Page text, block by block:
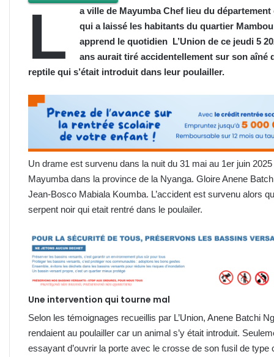
L
a ville de Mayumba Chef lieu du
qui a laissé les habitants du quartier
apprend le quotidien L’Union de ce jeudi 5
ans aurait tiré accidentellement sur son aîné
reptile qui s’était introduit dans leur poulailler.
Un drame est survenu dans la nuit du 31 mai au 1er juin
Mayumba dans la province de la Nyanga. Gloire Anene
Jean-Bosco Mabiala Koumba. L’accident est survenu alors
serpent noir qui etait rentré dans le poulailer.
Une intervention qui tourne mal
Selon les témoignages recueillis par L’Union, Anene Batchi
rendaient au poulailler car un animal s’y était introduit.
essayant d’ouvrir la porte avec le crosse de son fusil de type